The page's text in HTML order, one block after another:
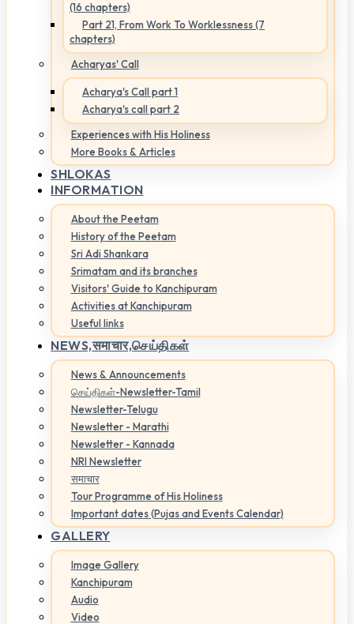
(16 chapters)
Part 21, From Work To Worklessness (7
chapters)
Acharyas' Call
Acharya's Call part 1
Acharya's call part 2
Experiences with His Holiness
More Books & Articles
SHLOKAS
INFORMATION
About the Peetam
History of the Peetam
Sri Adi Shankara
Srimatam and its branches
Visitors' Guide to Kanchipuram
Activities at Kanchipuram
Useful links
NEWS,समाचार,செய்திகள்
News & Announcements
செய்திகள்-Newsletter-Tamil
Newsletter-Telugu
Newsletter - Marathi
Newsletter - Kannada
NRI Newsletter
समाचार
Tour Programme of His Holiness
Important dates (Pujas and Events Calendar)
GALLERY
Image Gallery
Kanchipuram
Audio
Video